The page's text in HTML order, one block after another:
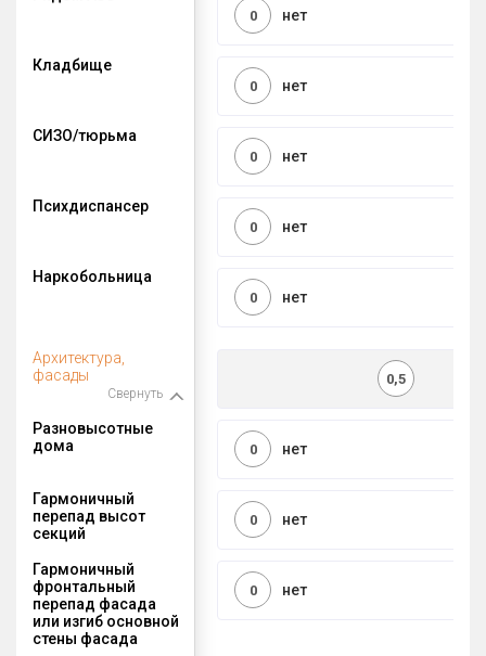
нет
0
Кладбище
нет
0
СИЗО/тюрьма
нет
0
Психдиспансер
нет
0
Наркобольница
нет
0
Архитектура,
фасады
Свернуть
0,5
Разновысотные
дома
нет
0
Гармоничный
перепад высот
секций
нет
0
Гармоничный
фронтальный
перепад фасада
или изгиб основной
стены фасада
нет
0